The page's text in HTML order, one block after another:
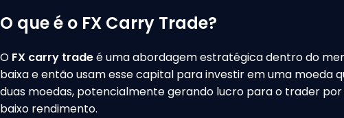
O que é o FX Carry Trade?
O FX carry tradeé uma abordagem estratégica dentro do
baixa e então usam esse capital para investir em uma moeda
duas moedas, potencialmente gerando lucro para o trader
baixo rendimento.